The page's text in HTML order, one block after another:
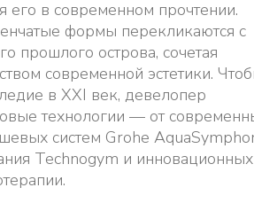
его в современном прочтении.
формы перекликаются с
прошлого острова, сочетая
современной эстетики.
в XXI век, девелопер
технологии — от
систем Grohe
Technogym и инновационных